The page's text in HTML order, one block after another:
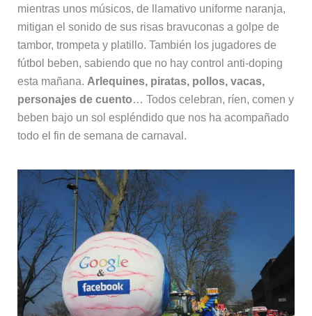
mientras unos músicos, de llamativo uniforme naranja,
mitigan el sonido de sus risas bravuconas a golpe de
tambor, trompeta y platillo. También los jugadores de
fútbol beben, sabiendo que no hay control anti-doping
esta mañana. Arlequines, piratas, pollos, vacas,
personajes de cuento… Todos celebran, ríen, comen y
beben bajo un sol espléndido que nos ha acompañado
todo el fin de semana de carnaval.